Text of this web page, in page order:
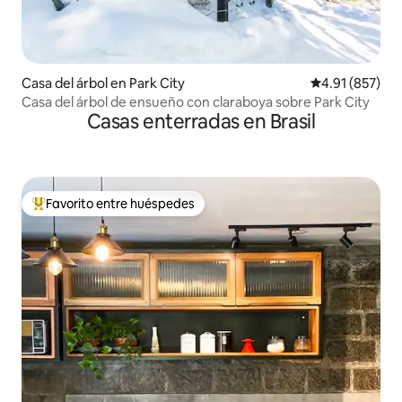
Casa del árbol en Park City Calificación
4.91 (857)
Casa del árbol de ensueño con claraboya sobre Park City
Casas enterradas en Brasil
De los mejores en Favorito entre huéspedes
Favorito entre huéspedes